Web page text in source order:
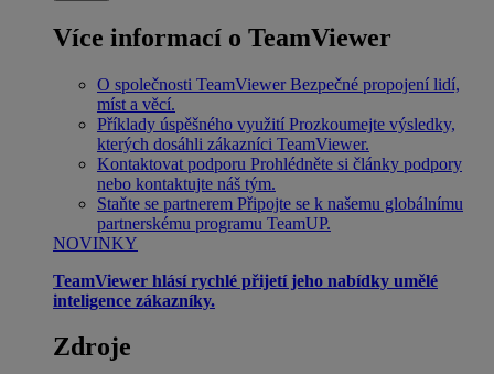
Více informací o TeamViewer
O společnosti TeamViewer Bezpečné propojení lidí,
míst a věcí.
Příklady úspěšného využití Prozkoumejte výsledky,
kterých dosáhli zákazníci TeamViewer.
Kontaktovat podporu Prohlédněte si články podpory
nebo kontaktujte náš tým.
Staňte se partnerem Připojte se k našemu globálnímu
partnerskému programu TeamUP.
NOVINKY
TeamViewer hlásí rychlé přijetí jeho nabídky umělé
inteligence zákazníky.
Zdroje